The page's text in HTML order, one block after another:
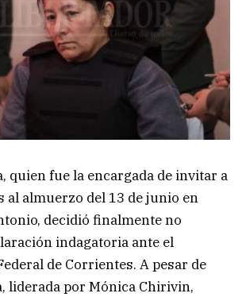
quien fue la encargada de invitar a
al almuerzo del 13 de junio en
decidió finalmente no
indagatoria ante el
de Corrientes. A pesar de
liderada por Mónica Chirivin,